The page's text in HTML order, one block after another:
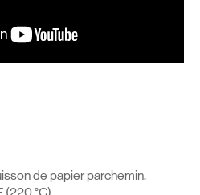
de papier parchemin.